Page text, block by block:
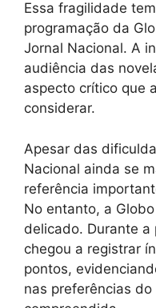
Essa fragilidade
programação da
Jornal Nacional. A
audiência das
aspecto crítico que
considerar.
Apesar das
Nacional ainda se
referência
No entanto, a
delicado. Durante a
chegou a registrar
pontos,
nas preferências